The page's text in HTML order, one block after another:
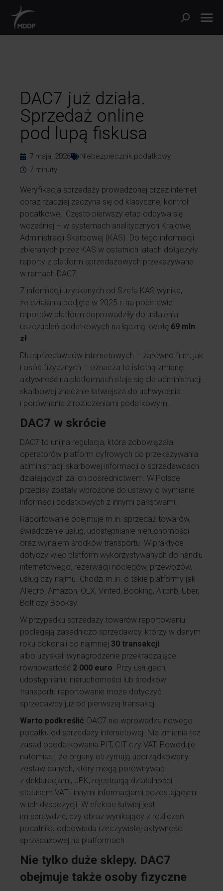
DAC7 już działa.
Sprzedaż online
pod lupą fiskusa
7 maja, 2026
Niebezpiecznik podatkowy
7 minuty
Weryfikacja sprzedaży prowadzonej przez internet
coraz rzadziej zaczyna się od klasycznej kontroli
podatkowej. Często pierwszy etap odbywa się
wcześniej – w systemach analitycznych Krajowej
Administracji Skarbowej (KAS). Do tego informacji
zbieranych przez KAS w ostatnich latach dołączyły
raporty z platform sprzedażowych przekazywane
w ramach DAC7.
Z informacji uzyskanych od Szefa KAS wynika,
że działania podjęte w 2025 r. na podstawie
raportów platform doprowadziły do ustalenia
uszczupleń podatkowych na łączną kwotę 69 mln
zł.
Dla sprzedawców internetowych – zarówno firm, jak
i osób fizycznych – oznacza to istotną zmianę:
aktywność na platformach staje się dla administracji
skarbowej znacznie łatwiejsza do uchwycenia
i porównania z rozliczeniami podatkowymi.
DAC7 w skrócie
DAC7 to unijna regulacja, która zobowiązała
operatorów platform cyfrowych do przekazywania
administracji skarbowej informacji o sprzedawcach
działających za ich pośrednictwem. W Polsce
przepisy zostały wdrożone do ustawy o wymianie
informacji podatkowych z innymi państwami.
Raportowanie obejmuje m.in. sprzedaż towarów,
świadczenie usług, udostępnianie nieruchomości
oraz wynajem środków transportu. W praktyce
dotyczy więc platform wykorzystywanych do handlu
internetowego, rezerwacji noclegów, przewozów,
usług czy najmu. Chodzi m.in. o takie platformy jak
Allegro, Amazon, OLX, Vinted, Booking, Airbnb, Uber,
Bolt czy Booksy.
W przypadku sprzedaży towarów raportowaniu
podlegają zasadniczo sprzedawcy, którzy w danym
roku dokonali co najmniej 30 transakcji
albo uzyskali wynagrodzenie przekraczające
równowartość 2 000 euro. Przy usługach,
udostępnianiu nieruchomości lub środków
transportu raportowanie może dotyczyć
sprzedawcy już od pierwszej transakcji.
Warto podkreślić: DAC7 nie wprowadza nowego
podatku od sprzedaży internetowej. Nie zmienia też
zasad opodatkowania PIT, CIT czy VAT. Powoduje
natomiast, że organy otrzymują uporządkowany
zestaw danych, który mogą porównywać
z deklaracjami, JPK, rejestracją działalności,
statusem VAT i innymi informacjami pozostającymi
w ich dyspozycji. W efekcie łatwiej jest
im sprawdzić, czy obraz wynikający z rozliczeń
podatnika odpowiada rzeczywistej aktywności
sprzedażowej na platformach
Nie tylko duże sklepy. DAC7
obejmuje także osoby fizyczne